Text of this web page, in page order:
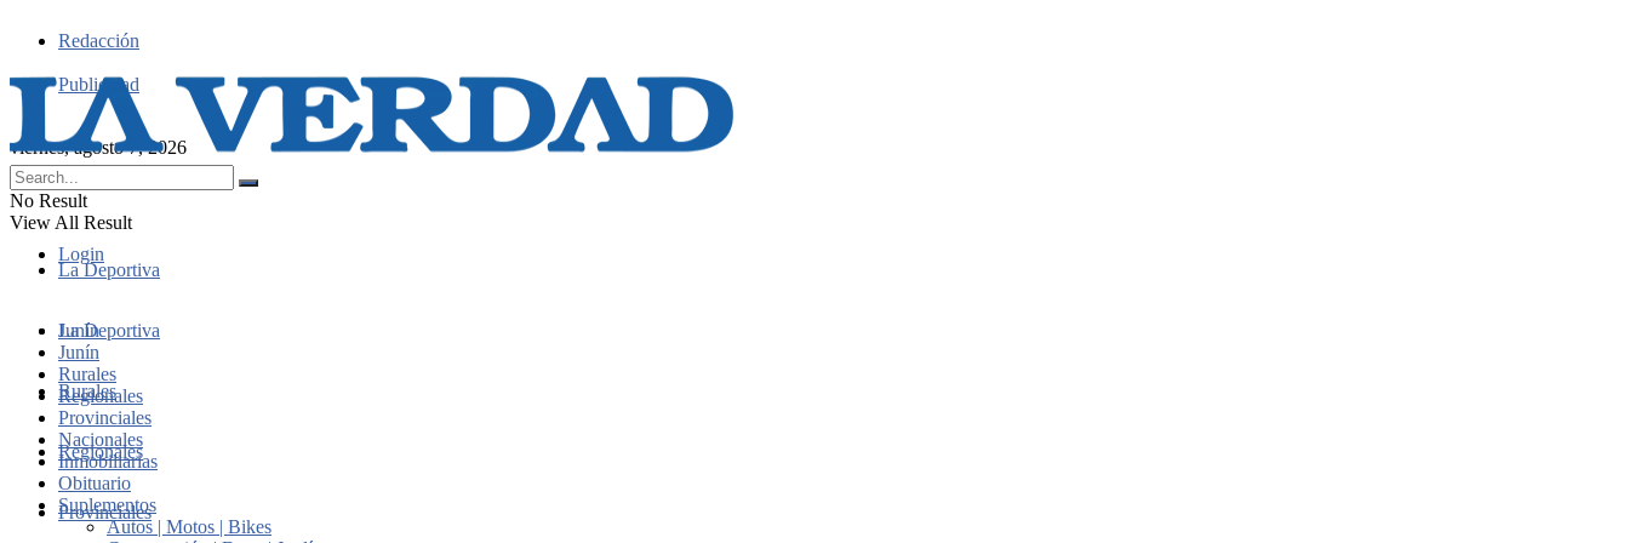
Redacción
Publicidad
viernes, agosto 7, 2026
Login
No Result
View All Result
La Deportiva
Junín
Rurales
Regionales
Provinciales
La Deportiva
Junín
Rurales
Regionales
Provinciales
Nacionales
Inmobiliarias
Obituario
Suplementos
Autos | Motos | Bikes